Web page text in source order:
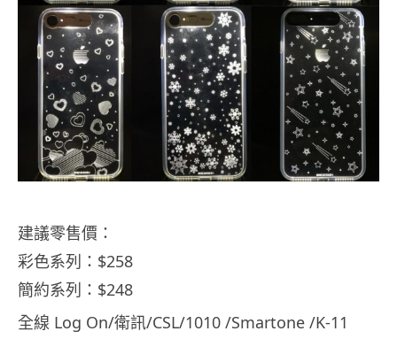
建議零售價：
彩色系列：$258
簡約系列：$248
全線 Log On/衛訊/CSL/1010 /Smartone /K-11